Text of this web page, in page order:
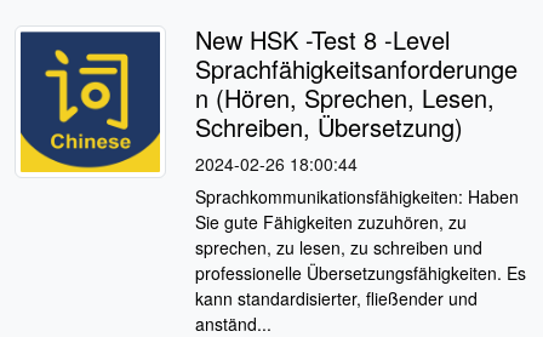
New HSK -Test 8 -Level
Sprachfähigkeitsanforderunge
n (Hören, Sprechen, Lesen,
Schreiben, Übersetzung)
2024-02-26 18:00:44
Sprachkommunikationsfähigkeiten: Haben
Sie gute Fähigkeiten zuzuhören, zu
sprechen, zu lesen, zu schreiben und
professionelle Übersetzungsfähigkeiten. Es
kann standardisierter, fließender und
anständ...